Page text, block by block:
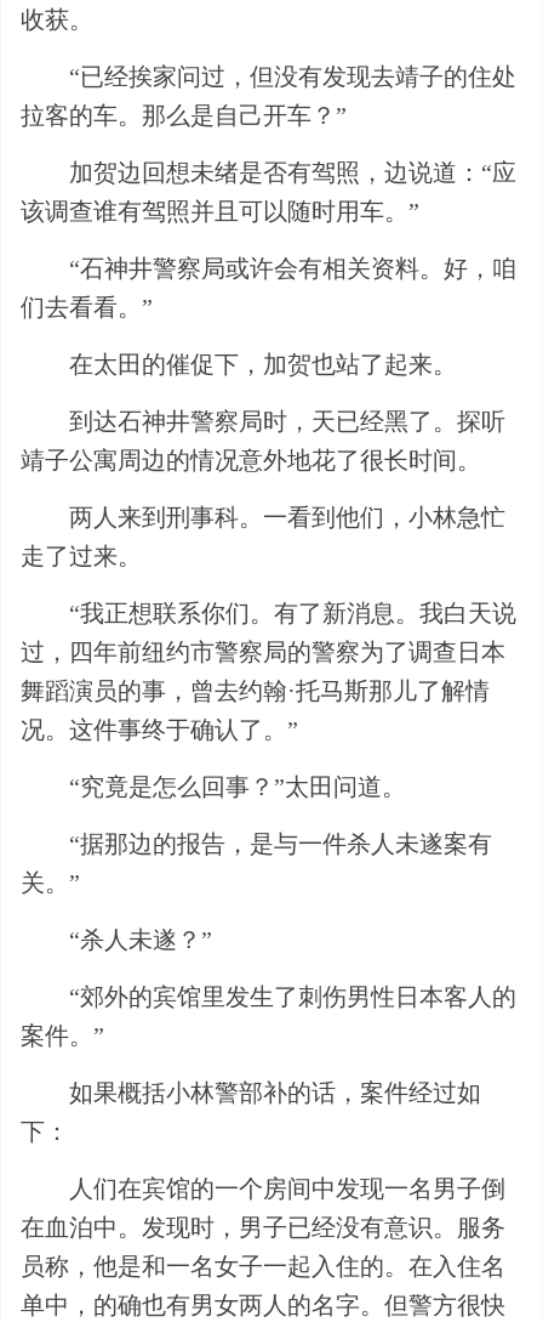
收获。
“已经挨家问过，但没有发现去靖子的住处
拉客的车。那么是自己开车？”
加贺边回想未绪是否有驾照，边说道：“应
该调查谁有驾照并且可以随时用车。”
“石神井警察局或许会有相关资料。好，咱
们去看看。”
在太田的催促下，加贺也站了起来。
到达石神井警察局时，天已经黑了。探听
靖子公寓周边的情况意外地花了很长时间。
两人来到刑事科。一看到他们，小林急忙
走了过来。
“我正想联系你们。有了新消息。我白天说
过，四年前纽约市警察局的警察为了调查日本
舞蹈演员的事，曾去约翰·托马斯那儿了解情
况。这件事终于确认了。”
“究竟是怎么回事？”太田问道。
“据那边的报告，是与一件杀人未遂案有
关。”
“杀人未遂？”
“郊外的宾馆里发生了刺伤男性日本客人的
案件。”
如果概括小林警部补的话，案件经过如
下：
人们在宾馆的一个房间中发现一名男子倒
在血泊中。发现时，男子已经没有意识。服务
员称，他是和一名女子一起入住的。在入住名
单中，的确也有男女两人的名字。但警方很快